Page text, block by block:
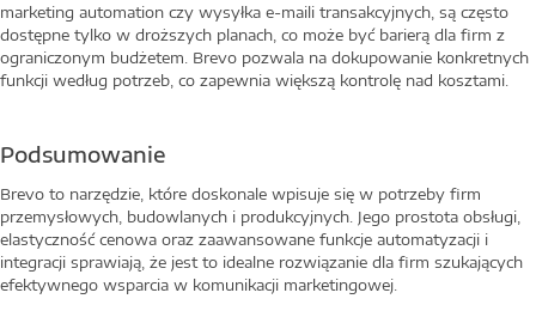
marketing automation czy wysyłka e-maili transakcyjnych, są często
dostępne tylko w droższych planach, co może być barierą dla firm z
ograniczonym budżetem. Brevo pozwala na dokupowanie konkretnych
funkcji według potrzeb, co zapewnia większą kontrolę nad kosztami.
Podsumowanie
Brevo to narzędzie, które doskonale wpisuje się w potrzeby firm
przemysłowych, budowlanych i produkcyjnych. Jego prostota obsługi,
elastyczność cenowa oraz zaawansowane funkcje automatyzacji i
integracji sprawiają, że jest to idealne rozwiązanie dla firm szukających
efektywnego wsparcia w komunikacji marketingowej.